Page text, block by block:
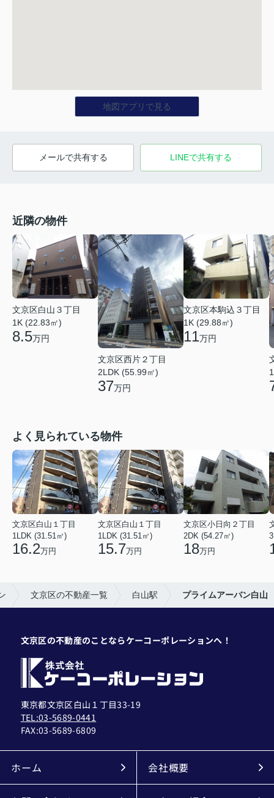
地図アプリで見る
メールで共有する LINEで共有する
近隣の物件
文京区白山３丁目
1K (22.83㎡)
8.5万円
文京区西片２丁目
2LDK (55.99㎡)
37万円
文京区本駒込３丁目
1K (29.88㎡)
11万円
よく見られている物件
文京区白山１丁目
1LDK (31.51㎡)
16.2万円
文京区白山１丁目
1LDK (31.51㎡)
15.7万円
文京区小日向２丁目
2DK (54.27㎡)
18万円
文京区の不動産一覧 白山駅 プライムアーバン白山
文京区の不動産のことならケーコーポレーションへ！
東京都文京区白山１丁目33-19
TEL:03-5689-0441
FAX:03-5689-6809
ホーム 会社概要